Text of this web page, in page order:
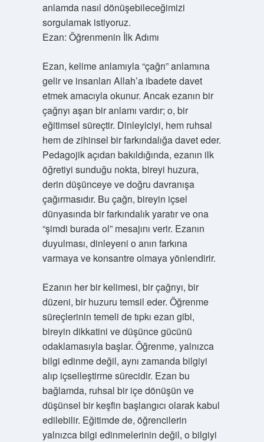
anlamda nasıl dönüşebileceğimizi
sorgulamak istiyoruz.
Ezan: Öğrenmenin İlk Adımı
Ezan, kelime anlamıyla “çağrı” anlamına
gelir ve insanları Allah’a ibadete davet
etmek amacıyla okunur. Ancak ezanın bir
çağrıyı aşan bir anlamı vardır; o, bir
eğitimsel süreçtir. Dinleyiciyi, hem ruhsal
hem de zihinsel bir farkındalığa davet eder.
Pedagojik açıdan bakıldığında, ezanın ilk
öğretiyi sunduğu nokta, bireyi huzura,
derin düşünceye ve doğru davranışa
çağırmasıdır. Bu çağrı, bireyin içsel
dünyasında bir farkındalık yaratır ve ona
“şimdi burada ol” mesajını verir. Ezanın
duyulması, dinleyeni o anın farkına
varmaya ve konsantre olmaya yönlendirir.
Ezanın her bir kelimesi, bir çağrıyı, bir
düzeni, bir huzuru temsil eder. Öğrenme
süreçlerinin temeli de tıpkı ezan gibi,
bireyin dikkatini ve düşünce gücünü
odaklamasıyla başlar. Öğrenme, yalnızca
bilgi edinme değil, aynı zamanda bilgiyi
alıp içselleştirme sürecidir. Ezan bu
bağlamda, ruhsal bir içe dönüşün ve
düşünsel bir keşfin başlangıcı olarak kabul
edilebilir. Eğitimde de, öğrencilerin
yalnızca bilgi edinmelerinin değil, o bilgiyi